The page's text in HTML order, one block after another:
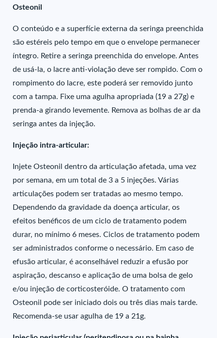
Osteonil
O conteúdo e a superfície externa da seringa preenchida
são estéreis pelo tempo em que o envelope permanecer
íntegro. Retire a seringa preenchida do envelope. Antes
de usá-la, o lacre anti-violação deve ser rompido. Com o
rompimento do lacre, este poderá ser removido junto
com a tampa. Fixe uma agulha apropriada (19 a 27g) e
prenda-a girando levemente. Remova as bolhas de ar da
seringa antes da injeção.
Injeção intra-articular:
Injete Osteonil dentro da articulação afetada, uma vez
por semana, em um total de 3 a 5 injeções. Várias
articulações podem ser tratadas ao mesmo tempo.
Dependendo da gravidade da doença articular, os
efeitos benéficos de um ciclo de tratamento podem
durar, no mínimo 6 meses. Ciclos de tratamento podem
ser administrados conforme o necessário. Em caso de
efusão articular, é aconselhável reduzir a efusão por
aspiração, descanso e aplicação de uma bolsa de gelo
e/ou injeção de corticosteróide. O tratamento com
Osteonil pode ser iniciado dois ou três dias mais tarde.
Recomenda-se usar agulha de 19 a 21g.